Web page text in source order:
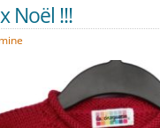
Noël !!!